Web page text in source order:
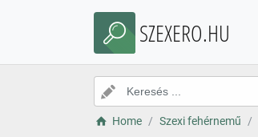
SZEXERO.HU
Home Szexi fehérnemű